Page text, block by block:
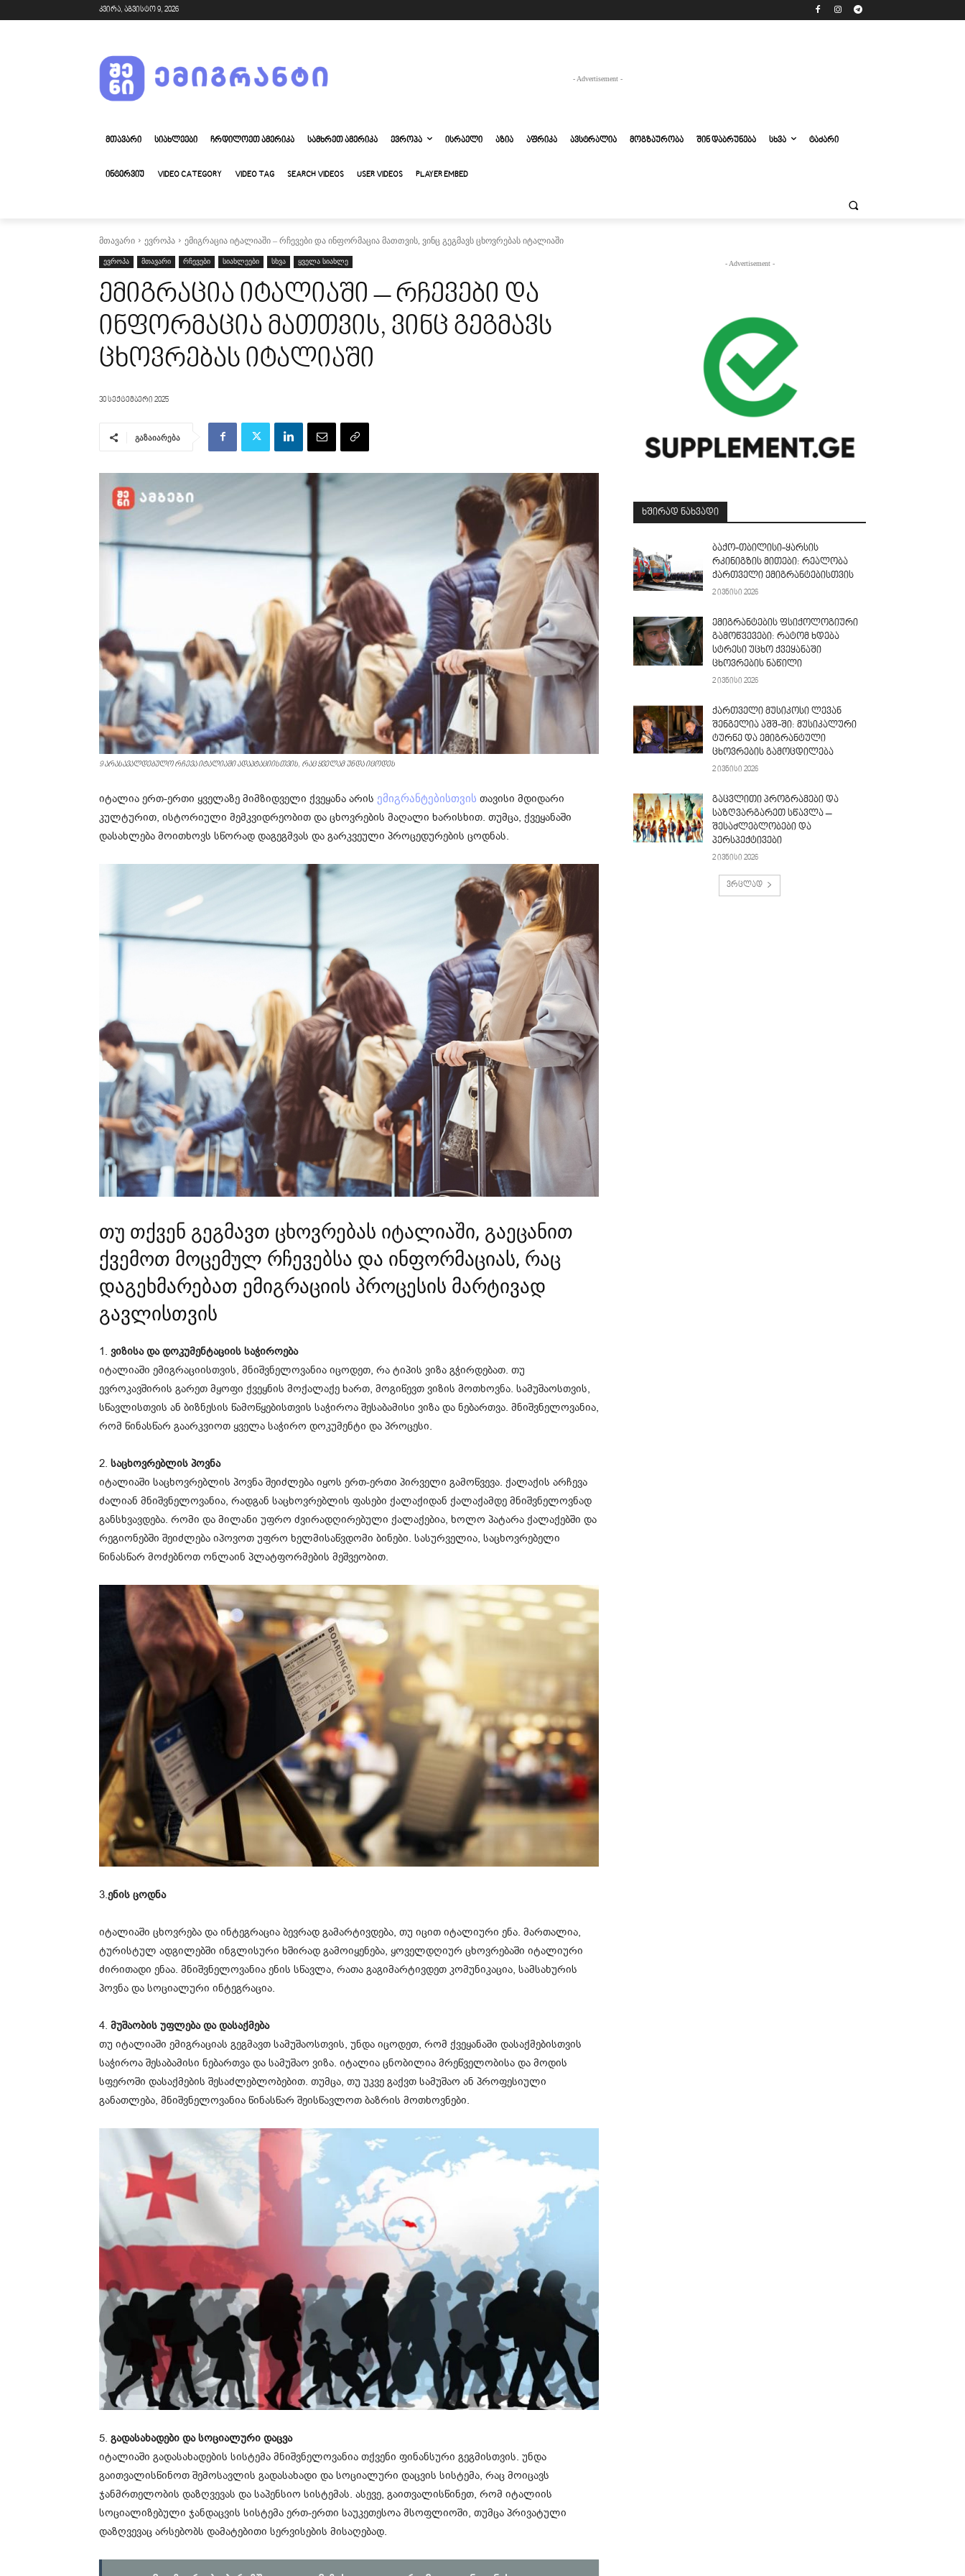
კვირა, აგვისტო 9, 2026
- Advertisement -
ᲛᲗᲐᲕᲐᲠᲘ ᲡᲘᲐᲮᲚᲔᲔᲑᲘ ᲩᲠᲓᲘᲚᲝᲔᲗ ᲐᲛᲔᲠᲘᲙᲐ ᲡᲐᲛᲮᲠᲔᲗ ᲐᲛᲔᲠᲘᲙᲐ ᲔᲕᲠᲝᲞᲐ ᲘᲡᲠᲐᲔᲚᲘ ᲐᲖᲘᲐ ᲐᲤᲠᲘᲙᲐ ᲐᲕᲡᲢᲠᲐᲚᲘᲐ ᲛᲝᲒᲖᲐᲣᲠᲝᲑᲐ ᲨᲘᲜ ᲓᲐᲑᲠᲣᲜᲔᲑᲐ ᲡᲮᲕᲐ ᲢᲐᲫᲐᲠᲘ
ᲘᲜᲢᲔᲠᲕᲘᲣ VIDEO CATEGORY VIDEO TAG SEARCH VIDEOS USER VIDEOS PLAYER EMBED
მთავარი ევროპა ემიგრაცია იტალიაში – რჩევები და ინფორმაცია მათთვის, ვინც გეგმავს ცხოვრებას იტალიაში
ევროპა მთავარი რჩევები სიახლეები სხვა ყველა სიახლე
ემიგრაცია იტალიაში – რჩევები და
ინფორმაცია მათთვის, ვინც გეგმავს
ცხოვრებას იტალიაში
30 სექტემბერი 2025
გაზაიარება
9 არასავალდებულო რჩევა იტალიაში ადაპტაციისთვის, რაც ყველამ უნდა იცოდეს
იტალია ერთ-ერთი ყველაზე მიმზიდველი ქვეყანა არის ემიგრანტებისთვის თავისი მდიდარი
კულტურით, ისტორიული მემკვიდრეობით და ცხოვრების მაღალი ხარისხით. თუმცა, ქვეყანაში
დასახლება მოითხოვს სწორად დაგეგმვას და გარკვეული პროცედურების ცოდნას.
თუ თქვენ გეგმავთ ცხოვრებას იტალიაში, გაეცანით
ქვემოთ მოცემულ რჩევებსა და ინფორმაციას, რაც
დაგეხმარებათ ემიგრაციის პროცესის მარტივად
გავლისთვის
1. ვიზისა და დოკუმენტაციის საჭიროება
იტალიაში ემიგრაციისთვის, მნიშვნელოვანია იცოდეთ, რა ტიპის ვიზა გჭირდებათ. თუ
ევროკავშირის გარეთ მყოფი ქვეყნის მოქალაქე ხართ, მოგიწევთ ვიზის მოთხოვნა. სამუშაოსთვის,
სწავლისთვის ან ბიზნესის წამოწყებისთვის საჭიროა შესაბამისი ვიზა და ნებართვა. მნიშვნელოვანია,
რომ წინასწარ გაარკვიოთ ყველა საჭირო დოკუმენტი და პროცესი.
2. საცხოვრებლის პოვნა
იტალიაში საცხოვრებლის პოვნა შეიძლება იყოს ერთ-ერთი პირველი გამოწვევა. ქალაქის არჩევა
ძალიან მნიშვნელოვანია, რადგან საცხოვრებლის ფასები ქალაქიდან ქალაქამდე მნიშვნელოვნად
განსხვავდება. რომი და მილანი უფრო ძვირადღირებული ქალაქებია, ხოლო პატარა ქალაქებში და
რეგიონებში შეიძლება იპოვოთ უფრო ხელმისაწვდომი ბინები. სასურველია, საცხოვრებელი
წინასწარ მოძებნოთ ონლაინ პლატფორმების მეშვეობით.
3.ენის ცოდნა
იტალიაში ცხოვრება და ინტეგრაცია ბევრად გამარტივდება, თუ იცით იტალიური ენა. მართალია,
ტურისტულ ადგილებში ინგლისური ხშირად გამოიყენება, ყოველდღიურ ცხოვრებაში იტალიური
ძირითადი ენაა. მნიშვნელოვანია ენის სწავლა, რათა გაგიმარტივდეთ კომუნიკაცია, სამსახურის
პოვნა და სოციალური ინტეგრაცია.
4. მუშაობის უფლება და დასაქმება
თუ იტალიაში ემიგრაციას გეგმავთ სამუშაოსთვის, უნდა იცოდეთ, რომ ქვეყანაში დასაქმებისთვის
საჭიროა შესაბამისი ნებართვა და სამუშაო ვიზა. იტალია ცნობილია მრეწველობისა და მოდის
სფეროში დასაქმების შესაძლებლობებით. თუმცა, თუ უკვე გაქვთ სამუშაო ან პროფესიული
განათლება, მნიშვნელოვანია წინასწარ შეისწავლოთ ბაზრის მოთხოვნები.
5. გადასახადები და სოციალური დაცვა
იტალიაში გადასახადების სისტემა მნიშვნელოვანია თქვენი ფინანსური გეგმისთვის. უნდა
გაითვალისწინოთ შემოსავლის გადასახადი და სოციალური დაცვის სისტემა, რაც მოიცავს
ჯანმრთელობის დაზღვევას და საპენსიო სისტემას. ასევე, გაითვალისწინეთ, რომ იტალიის
სოციალიზებული ჯანდაცვის სისტემა ერთ-ერთი საუკეთესოა მსოფლიოში, თუმცა პრივატული
დაზღვევაც არსებობს დამატებითი სერვისების მისაღებად.
- Advertisement -
ᲮᲨᲘᲠᲐᲓ ᲜᲐᲮᲕᲐᲓᲘ
ბაქო-თბილისი-ყარსის
რკინიგზის მითები: რეალობა
ქართველი ემიგრანტებისთვის
2 ივნისი 2026
ემიგრანტების ფსიქოლოგიური
გამოწვევები: რატომ ხდება
სტრესი უცხო ქვეყანაში
ცხოვრების ნაწილი
2 ივნისი 2026
ქართველი მუსიკოსი ლევან
შენგელია აშშ-ში: მუსიკალური
ტურნე და ემიგრანტული
ცხოვრების გამოცდილება
2 ივნისი 2026
გაცვლითი პროგრამები და
საზღვარგარეთ სწავლა –
შესაძლებლობები და
პერსპექტივები
2 ივნისი 2026
ვრცლად